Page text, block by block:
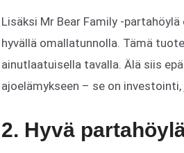
Lisäksi Mr Bear Family -
hyvällä omallatunnolla. Tämä
ainutlaatuisella tavalla. Älä siis
ajoelämykseen – se on
2. Hyvä